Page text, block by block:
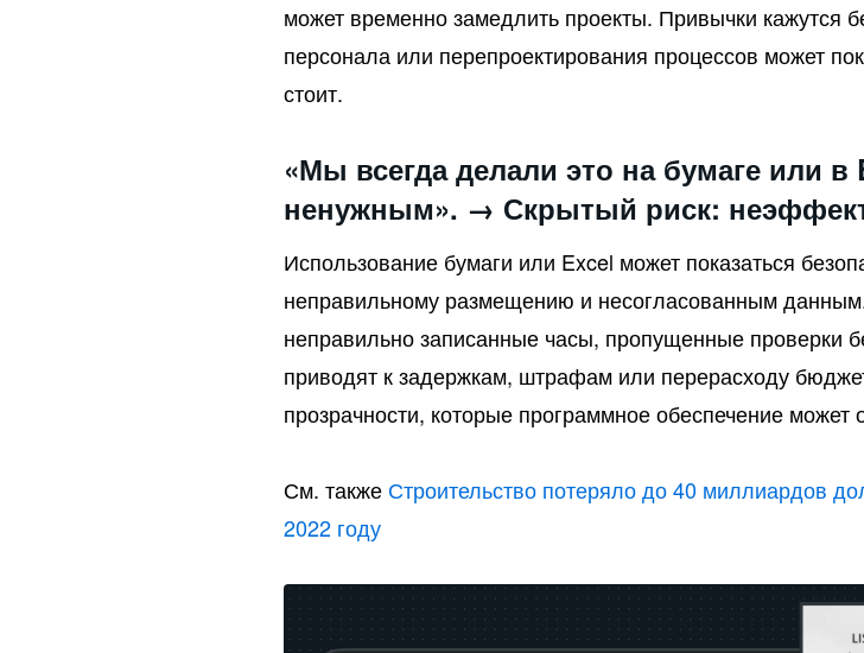
может временно замедлить проекты. Привычки кажутся
персонала или перепроектирования процессов может
стоит.
«Мы всегда делали это на бумаге или
ненужным». → Скрытый риск:
Использование бумаги или Excel может показаться
неправильному размещению и несогласованным
неправильно записанные часы, пропущенные проверки
приводят к задержкам, штрафам или перерасходу
прозрачности, которые программное обеспечение
См. также Строительство потеряло до 40 миллиардов
2022 году